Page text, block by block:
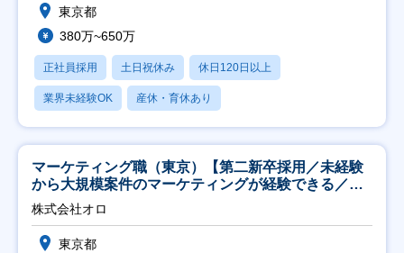
東京都
380万~650万
正社員採用 土日祝休み 休日120日以上
業界未経験OK 産休・育休あり
マーケティング職（東京）【第二新卒採用／未経験
から大規模案件のマーケティングが経験できる／研
修充実】
株式会社オロ
東京都